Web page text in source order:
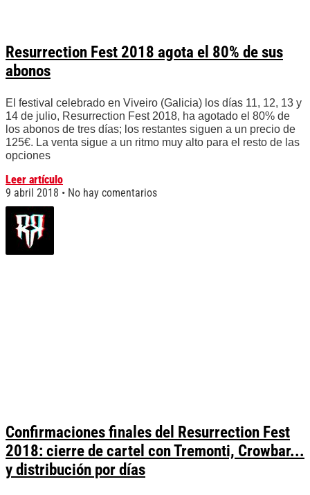
Resurrection Fest 2018 agota el 80% de sus
abonos
El festival celebrado en Viveiro (Galicia) los días 11, 12, 13 y
14 de julio, Resurrection Fest 2018, ha agotado el 80% de
los abonos de tres días; los restantes siguen a un precio de
125€. La venta sigue a un ritmo muy alto para el resto de las
opciones
Leer artículo
9 abril 2018
No hay comentarios
Confirmaciones finales del Resurrection Fest
2018: cierre de cartel con Tremonti, Crowbar...
y distribución por días